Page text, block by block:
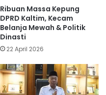
Ribuan Massa Kepung
DPRD Kaltim, Kecam
Belanja Mewah & Politik
Dinasti
22 April 2026